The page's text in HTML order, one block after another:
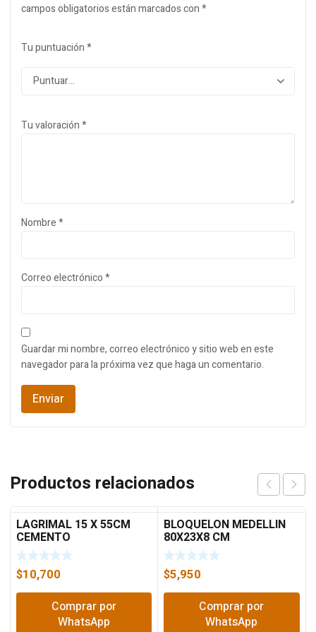
campos obligatorios están marcados con*
Tu puntuación*
Tu valoración*
Nombre*
Correo electrónico*
Guardar mi nombre, correo electrónico y sitio web en este
navegador para la próxima vez que haga un comentario.
Productos relacionados
LAGRIMAL 15 X 55CM
CEMENTO
$10,700
Comprar por
WhatsApp
BLOQUELON MEDELLIN
80X23X8 CM
$5,950
Comprar por
WhatsApp